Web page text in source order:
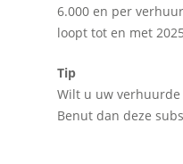
6.000 en per
loopt tot en met
Tip
Wilt u uw
Benut dan deze